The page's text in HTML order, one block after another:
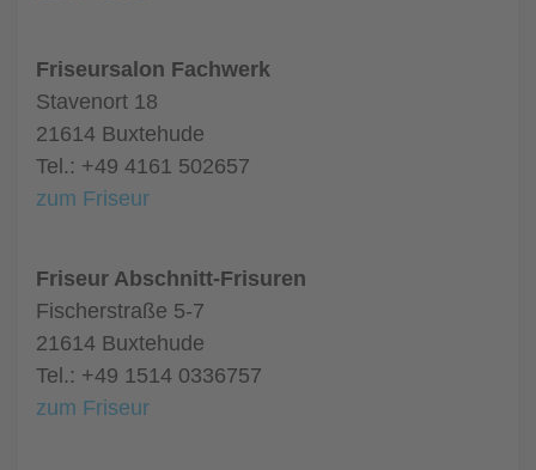
Friseursalon Fachwerk
Stavenort 18
21614 Buxtehude
Tel.: +49 4161 502657
zum Friseur
Friseur Abschnitt-Frisuren
Fischerstraße 5-7
21614 Buxtehude
Tel.: +49 1514 0336757
zum Friseur